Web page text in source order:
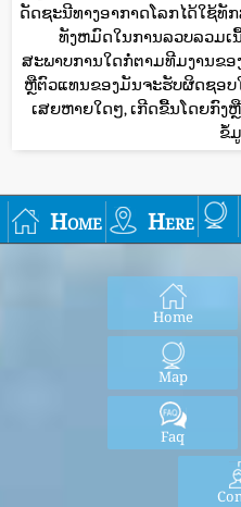
ດັດຊະນີທາງອາກາດໂລກໄດ້ໃຊ້
ທັງຫມົດໃນການລວບລວມເ
ສະພາບການໃດກໍ່ຕາມທີມງານຂອ
ຫຼືຕົວແທນຂອງມັນຈະຮັບຜິດຊອບ
ເສຍຫາຍໃດໆ, ເກີດຂື້ນໂດຍກົງ
ຂໍ້
Home Here
Home
Map
Faq